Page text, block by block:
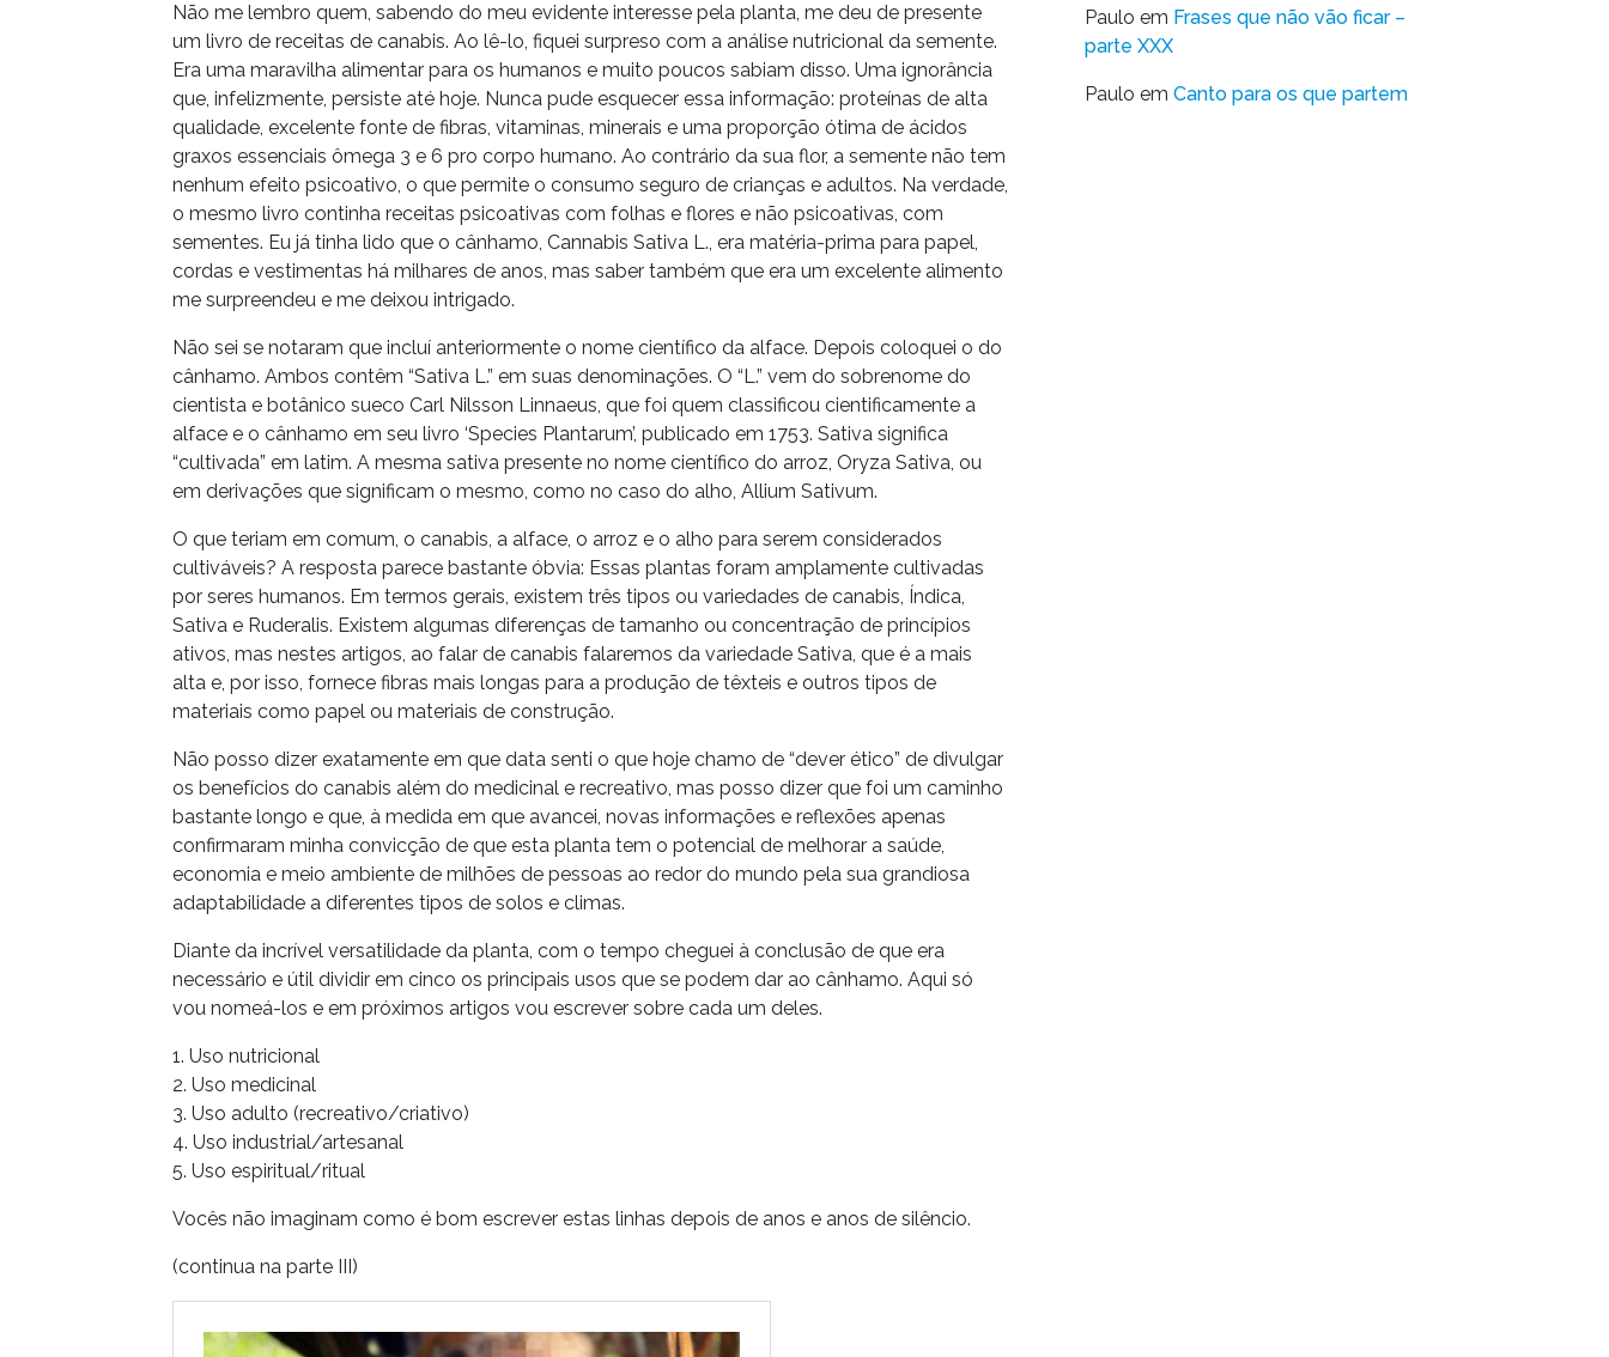
Não me lembro quem, sabendo do meu evidente interesse pela planta, me deu de presente
um livro de receitas de canabis. Ao lê-lo, fiquei surpreso com a análise nutricional da semente.
Era uma maravilha alimentar para os humanos e muito poucos sabiam disso. Uma ignorância
que, infelizmente, persiste até hoje. Nunca pude esquecer essa informação: proteínas de alta
qualidade, excelente fonte de fibras, vitaminas, minerais e uma proporção ótima de ácidos
graxos essenciais ômega 3 e 6 pro corpo humano. Ao contrário da sua flor, a semente não tem
nenhum efeito psicoativo, o que permite o consumo seguro de crianças e adultos. Na verdade,
o mesmo livro continha receitas psicoativas com folhas e flores e não psicoativas, com
sementes. Eu já tinha lido que o cânhamo, Cannabis Sativa L., era matéria-prima para papel,
cordas e vestimentas há milhares de anos, mas saber também que era um excelente alimento
me surpreendeu e me deixou intrigado.
Não sei se notaram que incluí anteriormente o nome científico da alface. Depois coloquei o do
cânhamo. Ambos contêm “Sativa L.” em suas denominações. O “L.” vem do sobrenome do
cientista e botânico sueco Carl Nilsson Linnaeus, que foi quem classificou cientificamente a
alface e o cânhamo em seu livro ‘Species Plantarum’, publicado em 1753. Sativa significa
“cultivada” em latim. A mesma sativa presente no nome científico do arroz, Oryza Sativa, ou
em derivações que significam o mesmo, como no caso do alho, Allium Sativum.
O que teriam em comum, o canabis, a alface, o arroz e o alho para serem considerados
cultiváveis? A resposta parece bastante óbvia: Essas plantas foram amplamente cultivadas
por seres humanos. Em termos gerais, existem três tipos ou variedades de canabis, Índica,
Sativa e Ruderalis. Existem algumas diferenças de tamanho ou concentração de princípios
ativos, mas nestes artigos, ao falar de canabis falaremos da variedade Sativa, que é a mais
alta e, por isso, fornece fibras mais longas para a produção de têxteis e outros tipos de
materiais como papel ou materiais de construção.
Não posso dizer exatamente em que data senti o que hoje chamo de “dever ético” de divulgar
os benefícios do canabis além do medicinal e recreativo, mas posso dizer que foi um caminho
bastante longo e que, à medida em que avancei, novas informações e reflexões apenas
confirmaram minha convicção de que esta planta tem o potencial de melhorar a saúde,
economia e meio ambiente de milhões de pessoas ao redor do mundo pela sua grandiosa
adaptabilidade a diferentes tipos de solos e climas.
Diante da incrível versatilidade da planta, com o tempo cheguei à conclusão de que era
necessário e útil dividir em cinco os principais usos que se podem dar ao cânhamo. Aqui só
vou nomeá-los e em próximos artigos vou escrever sobre cada um deles.
1. Uso nutricional
2. Uso medicinal
3. Uso adulto (recreativo/criativo)
4. Uso industrial/artesanal
5. Uso espiritual/ritual
Vocês não imaginam como é bom escrever estas linhas depois de anos e anos de silêncio.
(continua na parte III)
Paulo em Frases que não vão ficar –
parte XXX
Paulo em Canto para os que partem